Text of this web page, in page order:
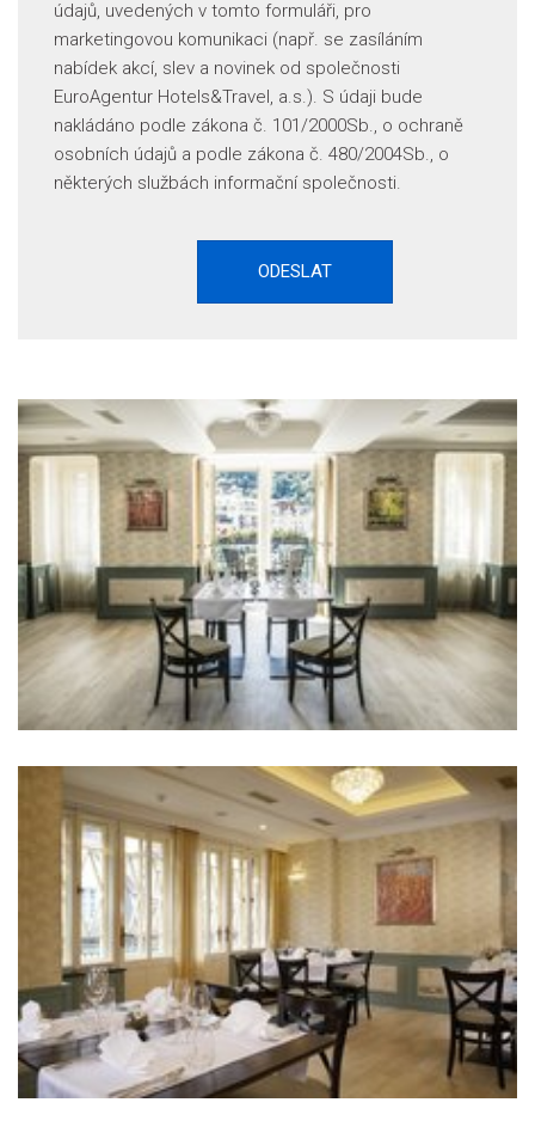
údajů, uvedených v tomto formuláři, pro
marketingovou komunikaci (např. se zasíláním
nabídek akcí, slev a novinek od společnosti
EuroAgentur Hotels&Travel, a.s.). S údaji bude
nakládáno podle zákona č. 101/2000Sb., o ochraně
osobních údajů a podle zákona č. 480/2004Sb., o
některých službách informační společnosti.